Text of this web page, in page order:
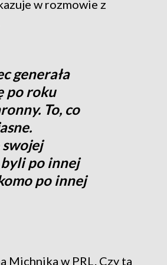
w rozmowie z
generała
po roku
To, co
po innej
po innej
Michnika w PRL. Czy ta